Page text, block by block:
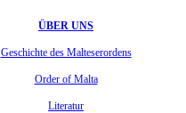
ÜBER UNS
Geschichte des Malteserordens
Order of Malta
Literatur